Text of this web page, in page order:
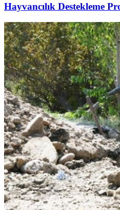
Hayvancılık Destekleme